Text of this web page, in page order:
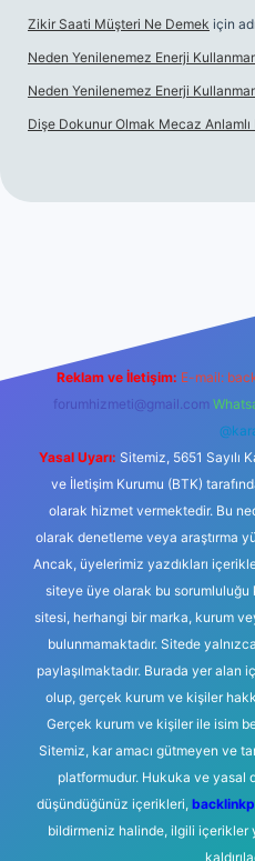
Zikir Saati Müşteri Ne Demek için
Neden Yenilenemez Enerji
Neden Yenilenemez Enerji
Dişe Dokunur Olmak Mecaz Anlamlı
Reklam ve İletişim: E-mail:
forumhizmeti@gmail.com
Yasal Uyarı: Sitemiz, 5651 Sayılı
ve İletişim Kurumu (BTK)
olarak hizmet vermektedir. Bu
olarak denetleme veya araştırma
Ancak, üyelerimiz yazdıkları
siteye üye olarak bu sorumluluğu
sitesi, herhangi bir marka, kurum
bulunmamaktadır. Sitede
paylaşılmaktadır. Burada yer alan
olup, gerçek kurum ve kişiler
Gerçek kurum ve kişiler ile isim
Sitemiz, kar amacı gütmeyen ve
platformudur. Hukuka ve yasal
düşündüğünüz içerikleri,
bildirmeniz halinde, ilgili içerikler